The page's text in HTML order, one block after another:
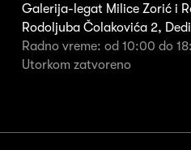
Galerija-legat Milice Zorić i
Rodoljuba Čolakovića 2,
Radno vreme: od 10:00 do
Utorkom zatvoreno